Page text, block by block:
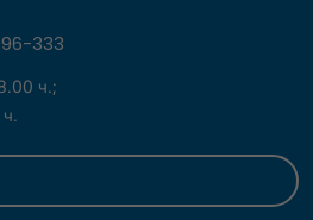
333
ч.;